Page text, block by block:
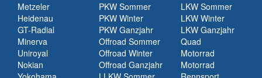
Metzeler
Heidenau
GT-Radial
Minerva
Uniroyal
Nokian
PKW Sommer
PKW Winter
PKW Ganzjahr
Offroad Sommer
Offroad Winter
Offroad Ganzjahr
LKW Sommer
LKW Winter
LKW Ganzjahr
Quad
Motorrad
Motorrad